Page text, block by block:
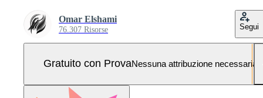
Omar Elshami
76.307 Risorse Segui
Gratuito con ProvaNessuna attribuzione necessaria